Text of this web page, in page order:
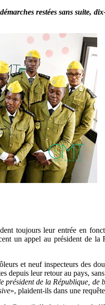
restées sans suite,
toujours leur entrée en
un appel au président de
et neuf inspecteurs des
depuis leur retour au pays,
président de la République,
», plaident-ils dans une